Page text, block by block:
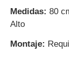
Medidas: 80
Alto
Montaje: